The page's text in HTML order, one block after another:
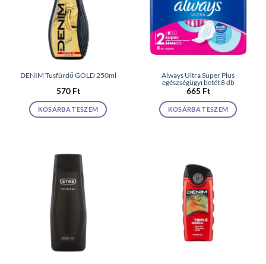
DENIM Tusfürdő GOLD 250ml
570 Ft
KOSÁRBA TESZEM
Always Ultra Super Plus
egészségügyi betét 8 db
665 Ft
KOSÁRBA TESZEM